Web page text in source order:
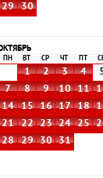
29
30
ПН ВТ СР ЧТ
1 2 3 4
7
8 9 10 11
14
15 16 17 18
21
22 23 24 25
28
29 30 31